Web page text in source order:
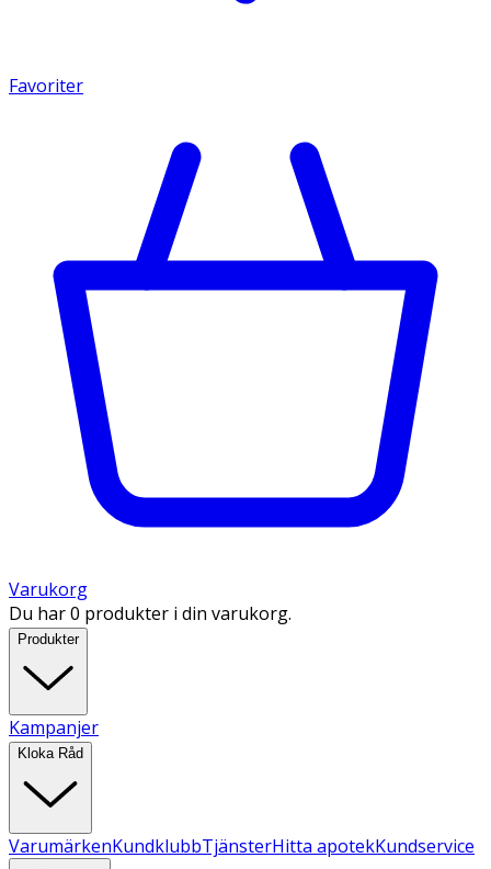
Favoriter
Varukorg
Du har 0 produkter i din varukorg.
Produkter
Kampanjer
Kloka Råd
VarumärkenKundklubbTjänsterHitta apotekKundservice